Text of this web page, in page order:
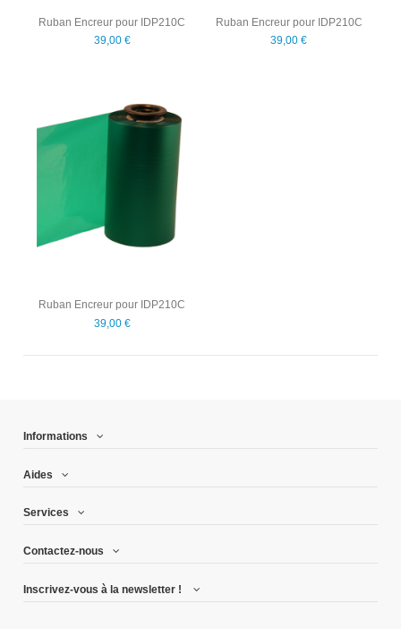
Ruban Encreur pour IDP210C
39,00 €
Ruban Encreur pour IDP210C
39,00 €
Ruban Encreur pour IDP210C
39,00 €
Informations
Aides
Services
Contactez-nous
Inscrivez-vous à la newsletter !